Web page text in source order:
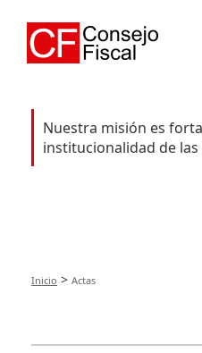
Nuestra misión es
institucionalidad de
Inicio > Actas